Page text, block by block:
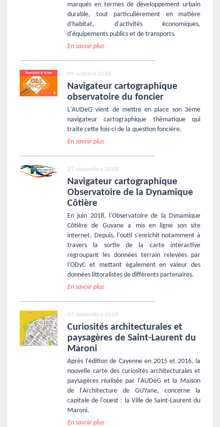
marqués en termes de développement urbain
durable, tout particulièrement en matière
d'habitat, d'activités économiques,
d'équipements publics et de transports.
En savoir plus
09 octobre 2018
Navigateur cartographique
observatoire du foncier
L'AUDeG vient de mettre en place son 3ème
navigateur cartographique thématique qui
traite cette fois-ci de la question foncière.
En savoir plus
21 septembre 2018
Navigateur cartographique
Observatoire de la Dynamique
Côtière
En juin 2018, l'Observatoire de la Dynamique
Côtière de Guyane a mis en ligne son site
internet. Depuis, l'outil s'enrichit notamment à
travers la sortie de la carte interactive
regroupant les données terrain relevées par
l'ODyC et mettant également en valeur des
données littoralistes de différents partenaires.
En savoir plus
07 septembre 2018
Curiosités architecturales et
paysagères de Saint-Laurent du
Maroni
Après l'édition de Cayenne en 2015 et 2016, la
nouvelle carte des curiosités architecturales et
paysagères réalisée par l'AUDeG et la Maison
de l'Architecture de GUYane, concerne la
capitale de l'ouest : la Ville de Saint-Laurent du
Maroni.
En savoir plus